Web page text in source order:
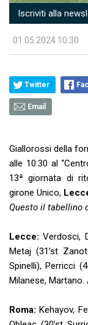
Iscriviti alla
01.05.2024 10:30
Twitter
Email
Giallorossi della
alle 10:30 al
13ª giornata di
girone Unico,
Questo il tabellino
Lecce:Verdosci,
Metaj (31’st
Spinelli), Perricci
Milanese,
Roma: Kehayov,